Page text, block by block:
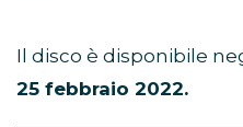
Il disco è disponibile
25 febbraio 2022.